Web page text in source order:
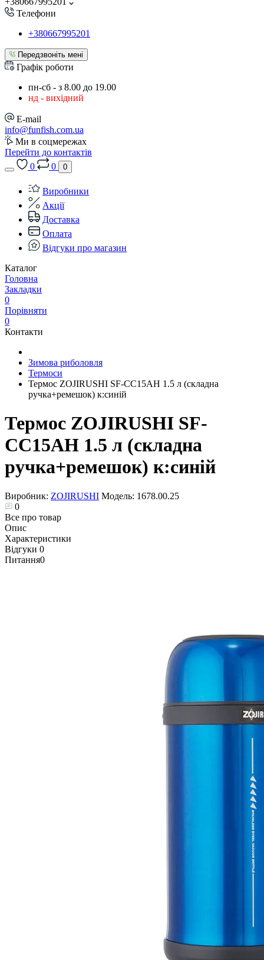
Телефони
+380667995201
Передзвоніть мені
Графік роботи
пн-сб - з 8.00 до 19.00
нд - вихідний
E-mail
info@funfish.com.ua
Ми в соцмережах
Перейти до контактів
0
0 0
Виробники
Акції
Доставка
Оплата
Відгуки про магазин
Каталог
Головна
Закладки
0
Порівняти
0
Контакти
Зимова риболовля
Термоси
Термос ZOJIRUSHI SF-CС15AН 1.5 л (складна
ручка+ремешок) к:синій
Термос ZOJIRUSHI SF-
CС15AН 1.5 л (складна
ручка+ремешок) к:синій
Виробник: ZOJIRUSHI Модель: 1678.00.25
0
Все про товар
Опис
Характеристики
Відгуки 0
Питання0